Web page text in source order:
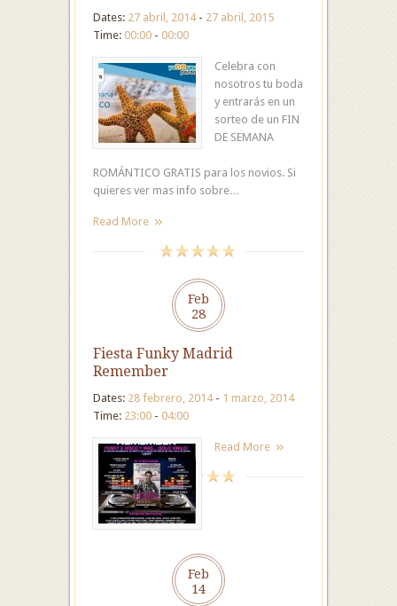
Dates: 27 abril, 2014 - 27 abril, 2015
Time: 00:00 - 00:00
Celebra con
nosotros tu boda
y entrarás en un
sorteo de un FIN
DE SEMANA
ROMÁNTICO GRATIS para los novios. Si
quieres ver mas info sobre…
Read More
Feb
28
Fiesta Funky Madrid
Remember
Dates: 28 febrero, 2014 - 1 marzo, 2014
Time: 23:00 - 04:00
Read More
Feb
14